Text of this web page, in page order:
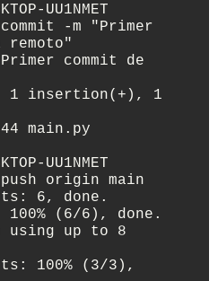
UU1NMET
-m "Primer
remoto"
commit de
UU1NMET
origin main
6, done.
(6/6), done.
using up to 8
100% (3/3),